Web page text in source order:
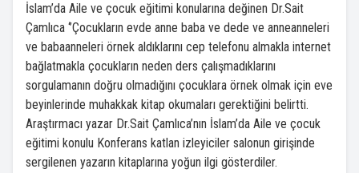
İslam’da Aile ve çocuk eğitimi konularına değinen Dr.Sait
Çamlıca ‘’Çocukların evde anne baba ve dede ve anneanneleri
ve babaanneleri örnek aldıklarını cep telefonu almakla internet
bağlatmakla çocukların neden ders çalışmadıklarını
sorgulamanın doğru olmadığını çocuklara örnek olmak için eve
beyinlerinde muhakkak kitap okumaları gerektiğini belirtti.
Araştırmacı yazar Dr.Sait Çamlıca’nın İslam’da Aile ve çocuk
eğitimi konulu Konferans katlan izleyiciler salonun girişinde
sergilenen yazarın kitaplarına yoğun ilgi gösterdiler.